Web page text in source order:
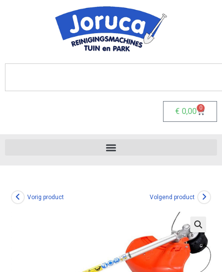
€ 0,00 0
Vorig product Volgend product